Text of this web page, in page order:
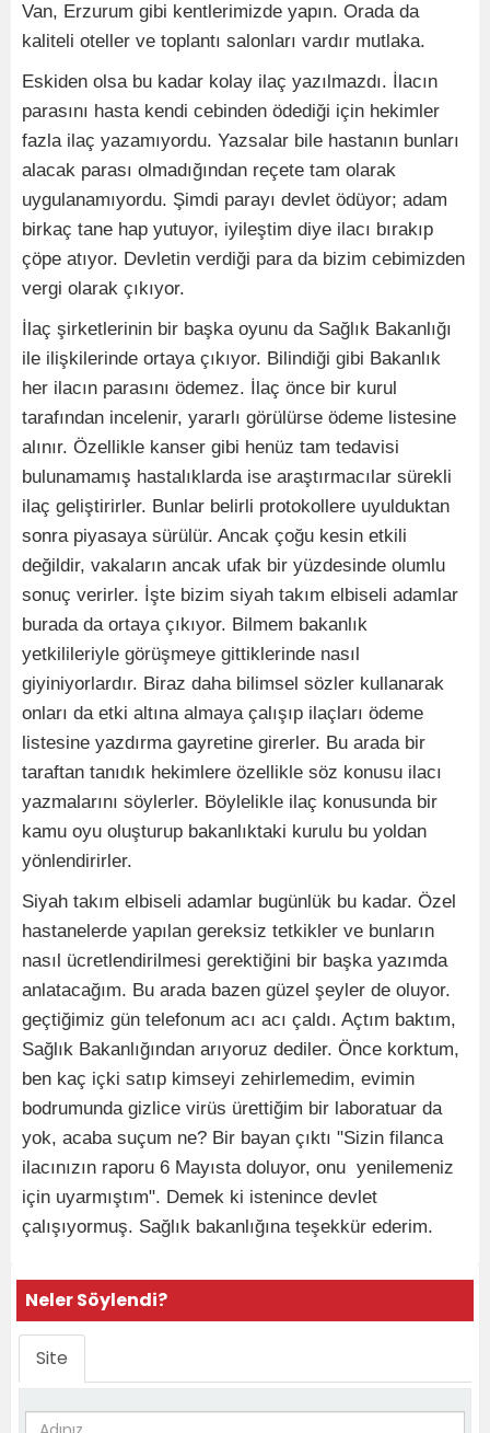
Van, Erzurum gibi kentlerimizde yapın. Orada da
kaliteli oteller ve toplantı salonları vardır mutlaka.
Eskiden olsa bu kadar kolay ilaç yazılmazdı. İlacın
parasını hasta kendi cebinden ödediği için hekimler
fazla ilaç yazamıyordu. Yazsalar bile hastanın bunları
alacak parası olmadığından reçete tam olarak
uygulanamıyordu. Şimdi parayı devlet ödüyor; adam
birkaç tane hap yutuyor, iyileştim diye ilacı bırakıp
çöpe atıyor. Devletin verdiği para da bizim cebimizden
vergi olarak çıkıyor.
İlaç şirketlerinin bir başka oyunu da Sağlık Bakanlığı
ile ilişkilerinde ortaya çıkıyor. Bilindiği gibi Bakanlık
her ilacın parasını ödemez. İlaç önce bir kurul
tarafından incelenir, yararlı görülürse ödeme listesine
alınır. Özellikle kanser gibi henüz tam tedavisi
bulunamamış hastalıklarda ise araştırmacılar sürekli
ilaç geliştirirler. Bunlar belirli protokollere uyulduktan
sonra piyasaya sürülür. Ancak çoğu kesin etkili
değildir, vakaların ancak ufak bir yüzdesinde olumlu
sonuç verirler. İşte bizim siyah takım elbiseli adamlar
burada da ortaya çıkıyor. Bilmem bakanlık
yetkilileriyle görüşmeye gittiklerinde nasıl
giyiniyorlardır. Biraz daha bilimsel sözler kullanarak
onları da etki altına almaya çalışıp ilaçları ödeme
listesine yazdırma gayretine girerler. Bu arada bir
taraftan tanıdık hekimlere özellikle söz konusu ilacı
yazmalarını söylerler. Böylelikle ilaç konusunda bir
kamu oyu oluşturup bakanlıktaki kurulu bu yoldan
yönlendirirler.
Siyah takım elbiseli adamlar bugünlük bu kadar. Özel
hastanelerde yapılan gereksiz tetkikler ve bunların
nasıl ücretlendirilmesi gerektiğini bir başka yazımda
anlatacağım. Bu arada bazen güzel şeyler de oluyor.
geçtiğimiz gün telefonum acı acı çaldı. Açtım baktım,
Sağlık Bakanlığından arıyoruz dediler. Önce korktum,
ben kaç içki satıp kimseyi zehirlemedim, evimin
bodrumunda gizlice virüs ürettiğim bir laboratuar da
yok, acaba suçum ne? Bir bayan çıktı "Sizin filanca
ilacınızın raporu 6 Mayısta doluyor, onu yenilemeniz
için uyarmıştım". Demek ki istenince devlet
çalışıyormuş. Sağlık bakanlığına teşekkür ederim.
Neler Söylendi?
Site